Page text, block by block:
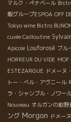
マルク・ぺナベール
販グループESPOA OFF
Tokyo wine Bistro
cuvée Cailloutine
Apicole Louforosé ブル
HORREUR DU VIDE
ESTEZARGUE ドメーヌ
トー・ベル・アヴニール
ラ・シャンブル・ノワー
Nouveau オルガンの紺野
ング Morgon ドメー